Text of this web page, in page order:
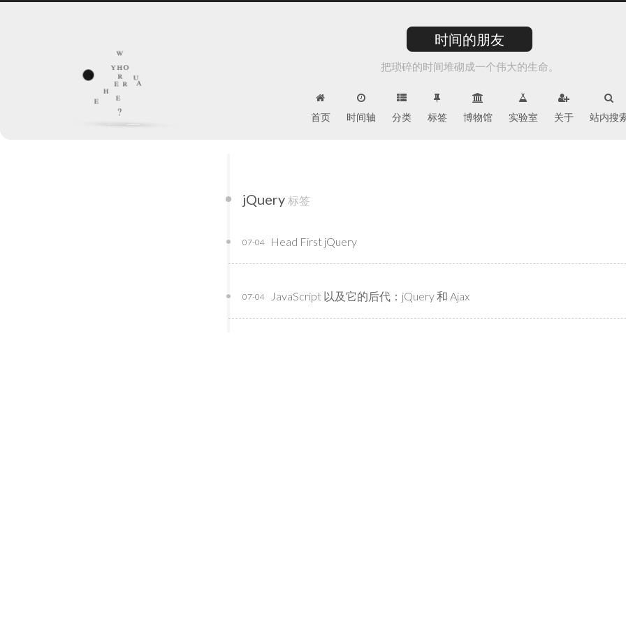
时间的朋友
把琐碎的时间堆砌成一个伟大的生命。
首页 时间轴 分类 标签 博物馆 实验室 关于 站内搜
w
h
y
y
o
ua
r
e
h
e
r
e
?
jQuery 标签
Head First jQuery
07-04
JavaScript 以及它的后代：jQuery 和 Ajax
07-04